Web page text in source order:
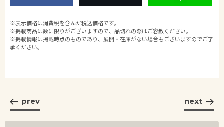
※表示価格は消費税を含んだ税込価格です。
※掲載商品は数に限りがございますので、品切れの際はご容赦ください。
※掲載情報は掲載時点のものであり、展開・在庫がない場合もございますのでご了
承ください。
prev next